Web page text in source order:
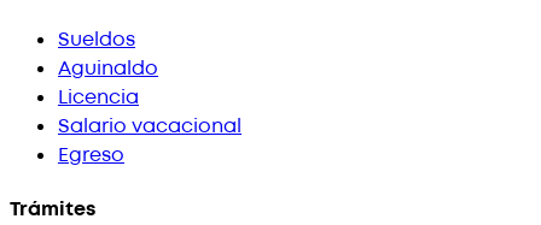
Sueldos
Aguinaldo
Licencia
Salario vacacional
Egreso
Trámites